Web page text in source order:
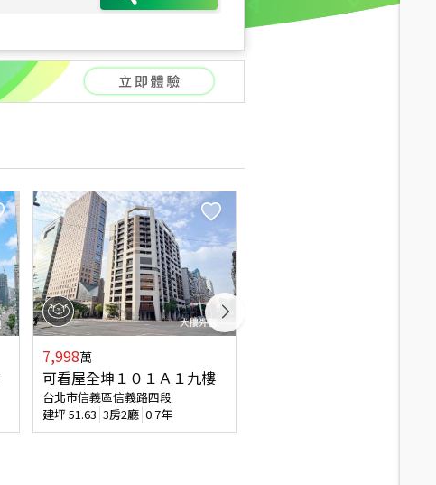
7,998萬
可看屋全坤１０１Ａ１九樓
台北市信義區信義路四段
建坪51.63 3房2廳 0.7年